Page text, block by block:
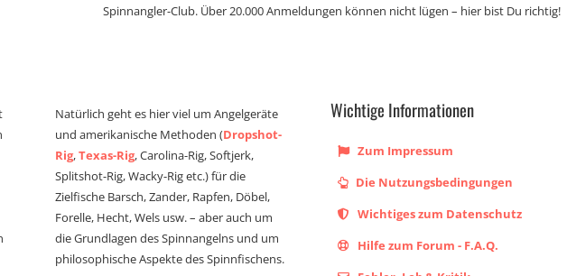
Spinnangler-Club. Über 20.000 Anmeldungen können nicht lügen – hier bist Du richtig!
Natürlich geht es hier viel um Angelgeräte
und amerikanische Methoden (Dropshot-
Rig,Texas-Rig, Carolina-Rig, Softjerk,
Splitshot-Rig, Wacky-Rig etc.) für die
Zielfische Barsch, Zander, Rapfen, Döbel,
Forelle, Hecht, Wels usw. – aber auch um
die Grundlagen des Spinnangelns und um
philosophische Aspekte des Spinnfischens.
Wichtige Informationen
Zum Impressum
Die Nutzungsbedingungen
Wichtiges zum Datenschutz
Hilfe zum Forum - F.A.Q.